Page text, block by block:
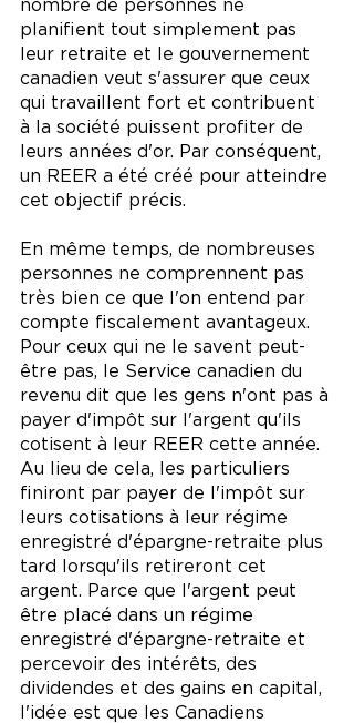
nombre de personnes ne
planifient tout simplement pas
leur retraite et le gouvernement
canadien veut s'assurer que ceux
qui travaillent fort et contribuent
à la société puissent profiter de
leurs années d'or. Par conséquent,
un REER a été créé pour atteindre
cet objectif précis.
En même temps, de nombreuses
personnes ne comprennent pas
très bien ce que l'on entend par
compte fiscalement avantageux.
Pour ceux qui ne le savent peut-
être pas, le Service canadien du
revenu dit que les gens n'ont pas à
payer d'impôt sur l'argent qu'ils
cotisent à leur REER cette année.
Au lieu de cela, les particuliers
finiront par payer de l'impôt sur
leurs cotisations à leur régime
enregistré d'épargne-retraite plus
tard lorsqu'ils retireront cet
argent. Parce que l'argent peut
être placé dans un régime
enregistré d'épargne-retraite et
percevoir des intérêts, des
dividendes et des gains en capital,
l'idée est que les Canadiens